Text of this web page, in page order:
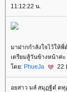
11:12:22 น.
มาฝากกำลังใจไว้ให้
เตรียมสู้วันข้างหน้าค่ะ
ดย: PhueJa 22
อยสาว มลํ สมุฏฐิตํ ต